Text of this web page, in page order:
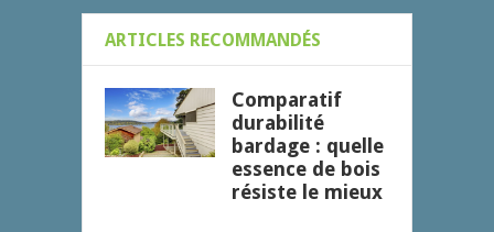
ARTICLES RECOMMANDÉS
Comparatif
durabilité
bardage : quelle
essence de bois
résiste le mieux